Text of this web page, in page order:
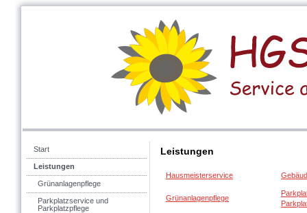
Start
Leistungen
Grünanlagenpflege
Parkplatzservice und
Parkplatzpflege
Leistungen
Hausmeisterservice
Grünanlagenpflege